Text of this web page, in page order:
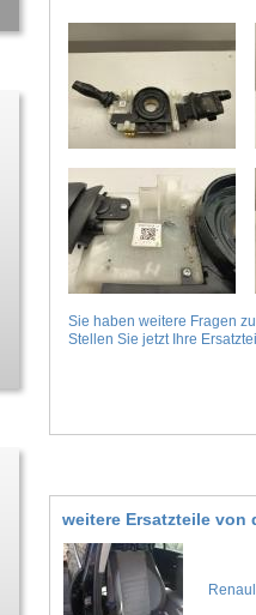
Sie haben weitere Fragen
Stellen Sie jetzt Ihre
weitere Ersatzteile von